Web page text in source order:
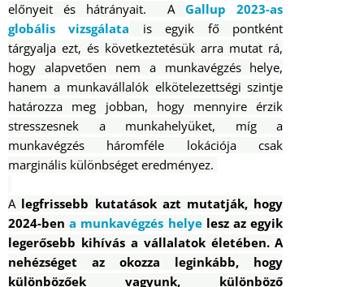
előnyeit és hátrányait. AGallup 2023-as
globális vizsgálata is egyik fő pontként
tárgyalja ezt, és következtetésük arra mutat rá,
hogy alapvetően nem a munkavégzés helye,
hanem a munkavállalók elkötelezettségi szintje
határozza meg jobban, hogy mennyire érzik
stresszesnek a munkahelyüket, míg a
munkavégzés háromféle lokációja csak
marginális különbséget eredményez.
A legfrissebb kutatások azt mutatják, hogy
2024-bena munkavégzés helyelesz az egyik
legerősebb kihívás a vállalatok életében. A
nehézséget az okozza leginkább, hogy
különbözőek vagyunk, különböző